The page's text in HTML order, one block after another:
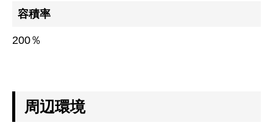
施工事例
建設施工事例
会社案内
容積率
200％
周辺環境